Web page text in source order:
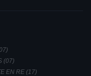
(07)
EN RE (17)